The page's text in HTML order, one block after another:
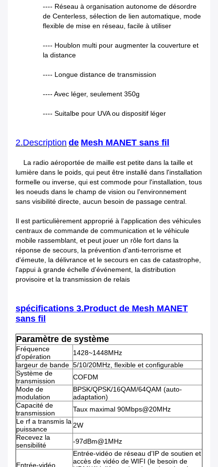
---- Réseau à organisation autonome de désordre
de Centerless, sélection de lien automatique, mode
flexible de mise en réseau, facile à utiliser
---- Houblon multi pour augmenter la couverture et
la distance
---- Longue distance de transmission
---- Avec léger, seulement 350g
---- Suitalbe pour UVA ou dispositif léger
2.Description de Mesh MANET sans fil
La radio aéroportée de maille est petite dans la taille et
lumière dans le poids, qui peut être installé dans l'installation
formelle ou inverse, qui est commode pour l'installation, tous
les noeuds dans le champ de vision ou l'environnement
sans visibilité directe, aucun besoin de passage central.
Il est particulièrement approprié à l'application des véhicules
centraux de commande de communication et le véhicule
mobile rassemblant, et peut jouer un rôle fort dans la
réponse de secours, la prévention d'anti-terrorisme et
d'émeute, la délivrance et le secours en cas de catastrophe,
l'appui à grande échelle d'événement, la distribution
provisoire et la transmission de relais
spécifications 3.Product de Mesh MANET
sans fil
Paramètre de système
Fréquence
d'opération
1428~1448MHz
largeur de bande 5/10/20MHz, flexible et configurable
Système de
transmission
COFDM
Mode de
modulation
BPSK/QPSK/16QAM/64QAM (auto-
adaptation)
Capacité de
transmission
Taux maximal 90Mbps@20MHz
Le rf a transmis la
puissance
2W
Recevez la
sensibilité
-97dBm@1MHz
Entrée-vidéo
Entrée-vidéo de réseau d'IP de soutien et
accès de vidéo de WIFI (le besoin de